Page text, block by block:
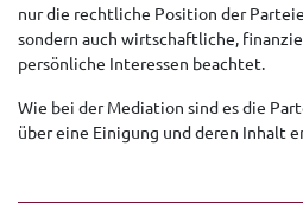
nur die rechtliche Position der
sondern auch wirtschaftliche,
persönliche Interessen beachtet.
Wie bei der Mediation sind es die
über eine Einigung und deren Inhalt